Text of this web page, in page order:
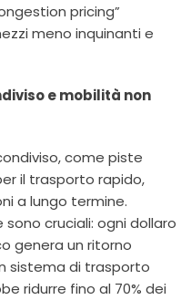
pricing”
meno inquinanti e
e mobilità non
come piste
il trasporto rapido,
a lungo termine.
cruciali: ogni dollaro
genera un ritorno
sistema di trasporto
ridurre fino al 70% dei